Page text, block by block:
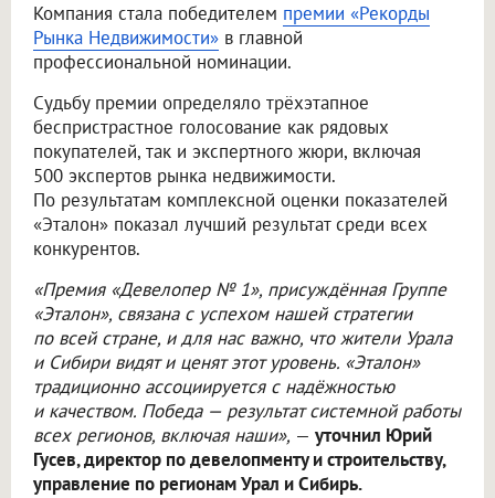
Компания стала победителем премии «Рекорды
Рынка Недвижимости» в главной
профессиональной номинации.
Судьбу премии определяло трёхэтапное
беспристрастное голосование как рядовых
покупателей, так и экспертного жюри, включая
500 экспертов рынка недвижимости.
По результатам комплексной оценки показателей
«Эталон» показал лучший результат среди всех
конкурентов.
«Премия «Девелопер № 1», присуждённая Группе
«Эталон», связана с успехом нашей стратегии
по всей стране, и для нас важно, что жители Урала
и Сибири видят и ценят этот уровень. «Эталон»
традиционно ассоциируется с надёжностью
и качеством. Победа — результат системной работы
всех регионов, включая наши», — уточнил Юрий
Гусев, директор по девелопменту и строительству,
управление по регионам Урал и Сибирь.